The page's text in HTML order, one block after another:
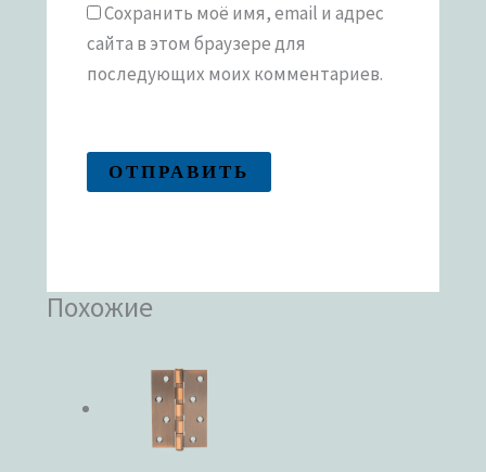
Сохранить моё имя, email и адрес
сайта в этом браузере для
последующих моих комментариев.
Похожие